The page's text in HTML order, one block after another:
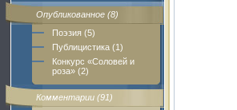
Опубликованное (8)
Поэзия (5)
Публицистика (1)
Конкурс «Соловей и
роза» (2)
Комментарии (91)